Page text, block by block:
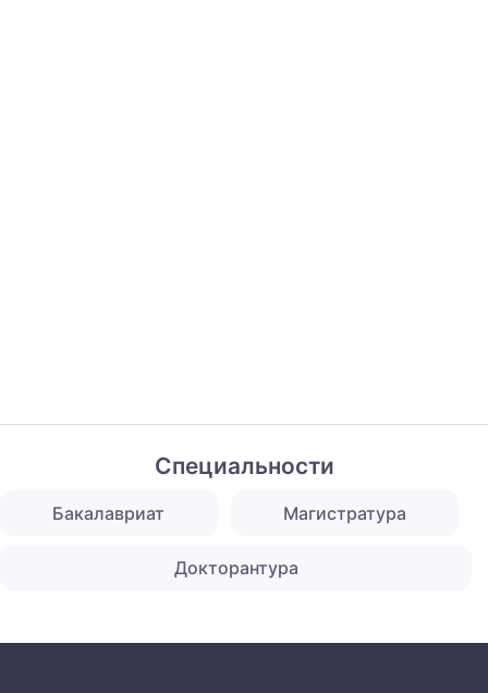
Специальности
Бакалавриат Магистратура
Докторантура